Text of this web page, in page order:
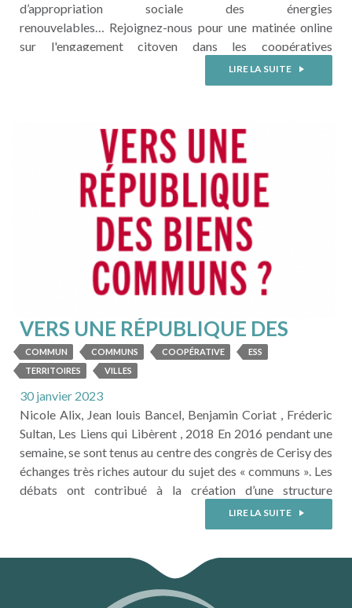
d’appropriation sociale des énergies
renouvelables… Rejoignez-nous pour une matinée online
sur l'engagement citoyen dans les coopératives
énergétiques. Cet évènement est organisé dans le cadre
du projet Interreg Europe SIreNERGY, coordonné
énergies renouvelables en zones rurales. Au cœur des
discussions lors de cette visioconférence, une ...
LIRE LA SUITE
LIRE LA SUITE
VERS UNE RÉPUBLIQUE DES
BIENS COMMUNS
COMMUN COMMUNS COOPÉRATIVE
ESS
TERRITOIRES
VILLES
30 janvier 2023
Nicole Alix, Jean louis Bancel, Benjamin Coriat , Fréderic
Sultan, Les Liens qui Libèrent , 2018 En 2016 pendant une
semaine, se sont tenus au centre des congrès de Cerisy des
échanges très riches autour du sujet des « communs ». Les
débats ont contribué à la création d’une structure
associative, la coopérative des communs dont l’objectif
est d’améliorer la compréhension par tous ...
LIRE LA SUITE
LIRE LA SUITE